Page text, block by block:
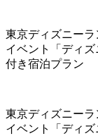
東京ディズニー
イベント「ディ
付き宿泊プラン
東京ディズニー
イベント「ディ